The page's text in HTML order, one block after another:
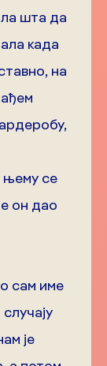
шта да
када
на
њему се
он дао
сам име
је